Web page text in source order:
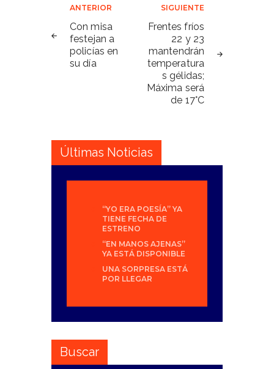
Navegación
de
entradas
ANTERIOR
Con misa
festejan a
policías en
su día
SIGUIENTE
Frentes fríos
22 y 23
mantendrán
temperatura
s gélidas;
Máxima será
de 17°C
Últimas Noticias
“YO ERA POESÍA” YA
TIENE FECHA DE
ESTRENO
“EN MANOS AJENAS”
YA ESTÁ DISPONIBLE
UNA SORPRESA ESTÁ
POR LLEGAR
Buscar